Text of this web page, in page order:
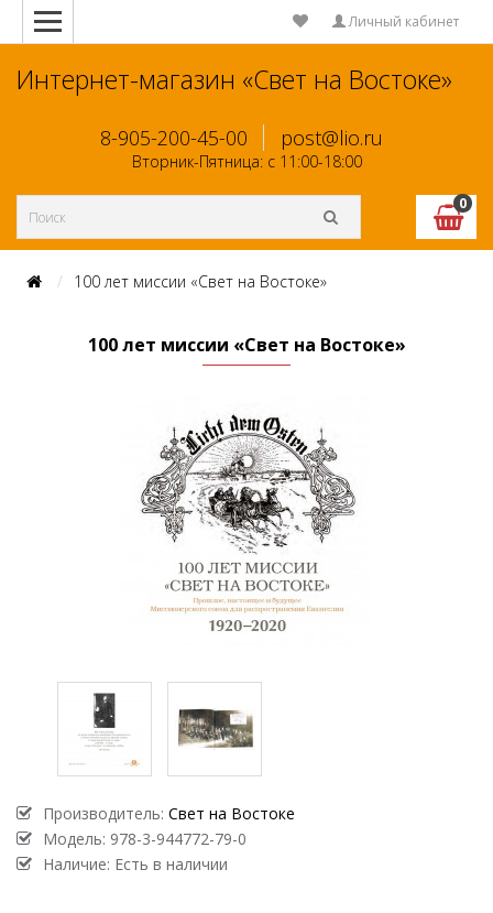
Личный кабинет
Интернет-магазин «Свет на Востоке»
8-905-200-45-00 post@lio.ru
Вторник-Пятница: с 11:00-18:00
0
100 лет миссии «Свет на Востоке»
100 лет миссии «Свет на Востоке»
Производитель: Свет на Востоке
Модель: 978-3-944772-79-0
Наличие: Есть в наличии